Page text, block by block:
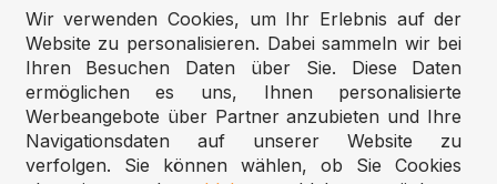
Eurographics
12,99 €
Wir verwenden Cookies, um Ihr Erlebnis auf der
Website zu personalisieren. Dabei sammeln wir bei
Ihren Besuchen Daten über Sie. Diese Daten
ermöglichen es uns, Ihnen personalisierte
Werbeangebote über Partner anzubieten und Ihre
Navigationsdaten auf unserer Website zu
verfolgen. Sie können wählen, ob Sie Cookies